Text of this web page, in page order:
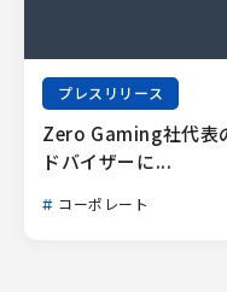
プレスリリース
Zero Gaming社代表
ドバイザーに...
コーポレート